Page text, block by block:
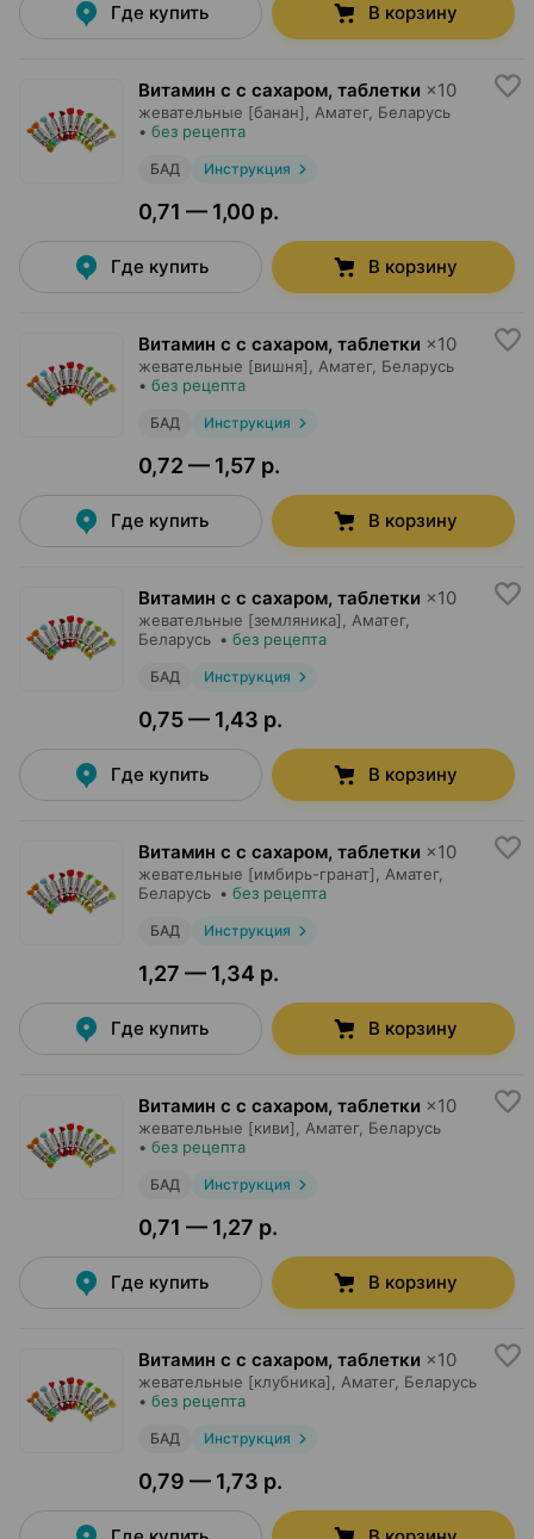
Где купить В корзину
Витамин c с сахаром, таблетки ×10
жевательные [банан], Аматег, Беларусь
• без рецепта
БАД Инструкция
0,71 — 1,00 р.
Где купить В корзину
Витамин c с сахаром, таблетки ×10
жевательные [вишня], Аматег, Беларусь
• без рецепта
БАД Инструкция
0,72 — 1,57 р.
Где купить В корзину
Витамин c с сахаром, таблетки ×10
жевательные [земляника], Аматег,
Беларусь • без рецепта
БАД Инструкция
0,75 — 1,43 р.
Где купить В корзину
Витамин c с сахаром, таблетки ×10
жевательные [имбирь-гранат], Аматег,
Беларусь • без рецепта
БАД Инструкция
1,27 — 1,34 р.
Где купить В корзину
Витамин c с сахаром, таблетки ×10
жевательные [киви], Аматег, Беларусь
• без рецепта
БАД Инструкция
0,71 — 1,27 р.
Где купить В корзину
Витамин c с сахаром, таблетки ×10
жевательные [клубника], Аматег, Беларусь
• без рецепта
БАД Инструкция
0,79 — 1,73 р.